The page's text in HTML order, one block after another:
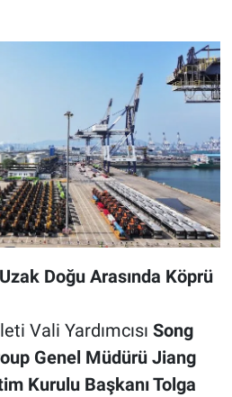
Doğu Arasında Köprü
Vali Yardımcısı Song
Genel Müdürü Jiang
Kurulu Başkanı Tolga